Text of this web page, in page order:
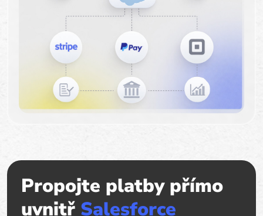
Propojte platby přímo
uvnitř Salesforce